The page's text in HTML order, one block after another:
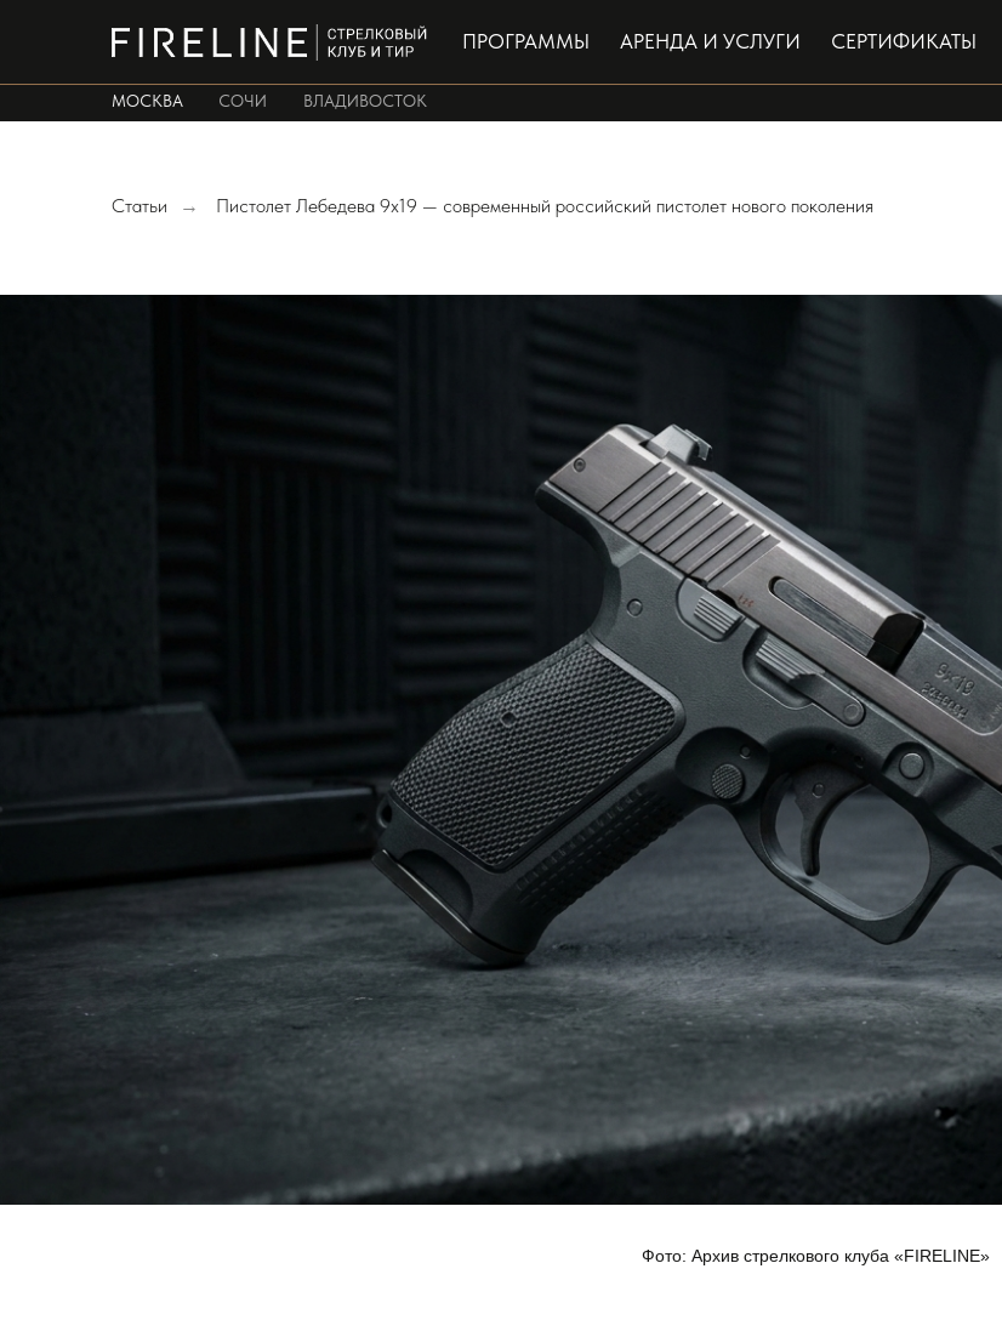
ПРОГРАММЫ АРЕНДА И УСЛУГИ СЕРТИФИКАТЫ
МОСКВА СОЧИ ВЛАДИВОСТОК
Статьи → Пистолет Лебедева 9х19 — современный российский пистолет нового поколения
Фото: Архив стрелкового клуба «FIRELINE»